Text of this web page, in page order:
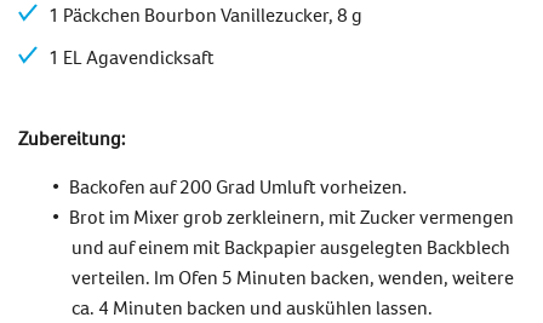
1 Päckchen Bourbon Vanillezucker, 8 g
1 EL Agavendicksaft
Zubereitung:
Backofen auf 200 Grad Umluft vorheizen.
Brot im Mixer grob zerkleinern, mit Zucker vermengen
und auf einem mit Backpapier ausgelegten Backblech
verteilen. Im Ofen 5 Minuten backen, wenden, weitere
ca. 4 Minuten backen und auskühlen lassen.